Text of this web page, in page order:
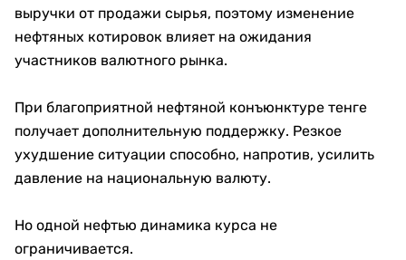
выручки от продажи сырья, поэтому изменение
нефтяных котировок влияет на ожидания
участников валютного рынка.
При благоприятной нефтяной конъюнктуре тенге
получает дополнительную поддержку. Резкое
ухудшение ситуации способно, напротив, усилить
давление на национальную валюту.
Но одной нефтью динамика курса не
ограничивается.